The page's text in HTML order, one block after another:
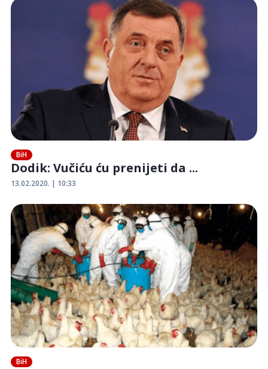
BiH
Dodik: Vučiću ću prenijeti da ...
13.02.2020. | 10:33
BiH